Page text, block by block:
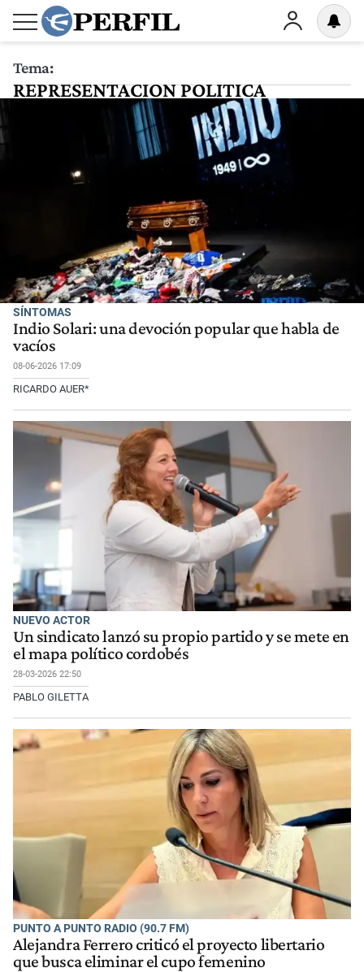
Tema:
REPRESENTACION POLITICA
SÍNTOMAS
Indio Solari: una devoción popular que habla de
vacíos
08-06-2026 17:09
RICARDO AUER*
NUEVO ACTOR
Un sindicato lanzó su propio partido y se mete en
el mapa político cordobés
28-03-2026 22:50
PABLO GILETTA
PUNTO A PUNTO RADIO (90.7 FM)
Alejandra Ferrero criticó el proyecto libertario
que busca eliminar el cupo femenino